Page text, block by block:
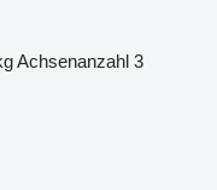
Achsenanzahl 3